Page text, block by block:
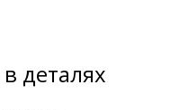
деталях